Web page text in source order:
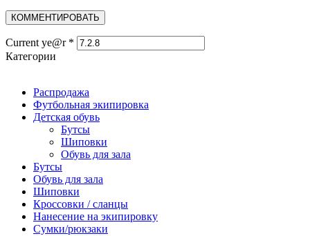
Current ye@r *
Категории
Распродажа
Футбольная экипировка
Детская обувь
Бутсы
Шиповки
Обувь для зала
Бутсы
Обувь для зала
Шиповки
Кроссовки / сланцы
Нанесение на экипировку
Сумки/рюкзаки